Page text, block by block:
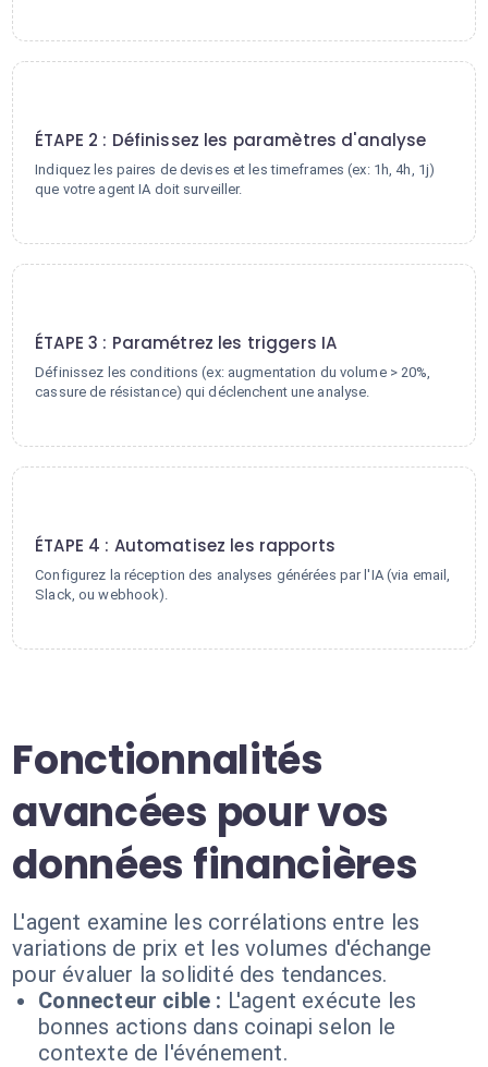
ÉTAPE 2 : Définissez les paramètres d'analyse
Indiquez les paires de devises et les timeframes (ex: 1h, 4h, 1j)
que votre agent IA doit surveiller.
ÉTAPE 3 : Paramétrez les triggers IA
Définissez les conditions (ex: augmentation du volume > 20%,
cassure de résistance) qui déclenchent une analyse.
ÉTAPE 4 : Automatisez les rapports
Configurez la réception des analyses générées par l'IA (via email,
Slack, ou webhook).
Fonctionnalités
avancées pour vos
données financières
L'agent examine les corrélations entre les
variations de prix et les volumes d'échange
pour évaluer la solidité des tendances.
Connecteur cible : L'agent exécute les
bonnes actions dans coinapi selon le
contexte de l'événement.